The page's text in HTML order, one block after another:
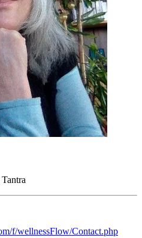
f/wellnessFlow/Contact.php